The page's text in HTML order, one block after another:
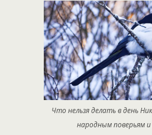
Что нельзя делать в день
народным поверьям